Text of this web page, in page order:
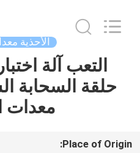
منزل،
بيت
Ltd.，.
الأحذية
التعب آلة
حلقة السحابة
معدات
Place of Origin: